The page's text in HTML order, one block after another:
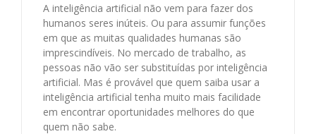
A inteligência artificial não vem para fazer dos
humanos seres inúteis. Ou para assumir funções
em que as muitas qualidades humanas são
imprescindíveis. No mercado de trabalho, as
pessoas não vão ser substituídas por inteligência
artificial. Mas é provável que quem saiba usar a
inteligência artificial tenha muito mais facilidade
em encontrar oportunidades melhores do que
quem não sabe.